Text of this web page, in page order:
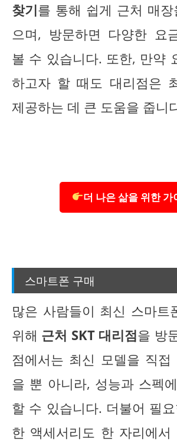
찾기를 통해 쉽게 근처 매
으며, 방문하면 다양한 요
볼 수 있습니다. 또한, 만약
하고자 할 때도 대리점은
제공하는 데 큰 도움을 줍니
더 나은 삶을 위한 가
스마트폰 구매
많은 사람들이 최신 스마트
위해 근처 SKT 대리점을 방
점에서는 최신 모델을 직접
을 뿐 아니라, 성능과 스펙
할 수 있습니다. 더불어 필
한 액세서리도 한 자리에서